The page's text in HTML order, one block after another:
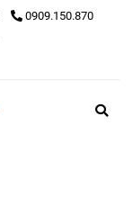
0909.150.870